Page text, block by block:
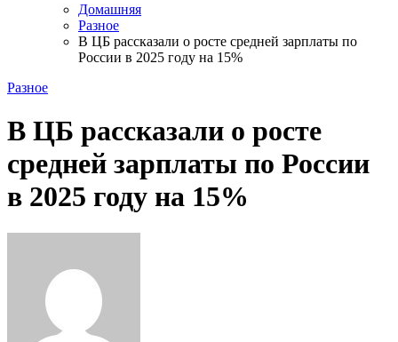
Домашняя
Разное
В ЦБ рассказали о росте средней зарплаты по
России в 2025 году на 15%
Разное
В ЦБ рассказали о росте
средней зарплаты по России
в 2025 году на 15%